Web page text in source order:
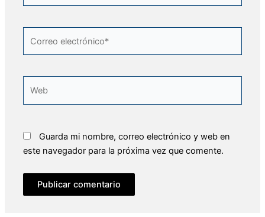
electrónico*
Guarda mi nombre, correo electrónico y web en
este navegador para la próxima vez que comente.